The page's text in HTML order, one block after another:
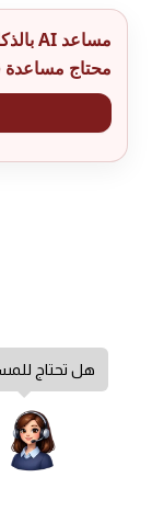
مساعد AI بالذكاء الصناعي
محتاج مساعدة
هل تحتاج